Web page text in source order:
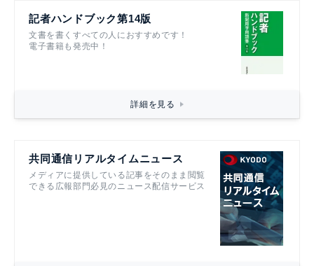
記者ハンドブック第14版
文書を書くすべての人におすすめです！
電子書籍も発売中！
詳細を見る
共同通信リアルタイムニュース
メディアに提供している記事をそのまま閲覧
できる広報部門必見のニュース配信サービス